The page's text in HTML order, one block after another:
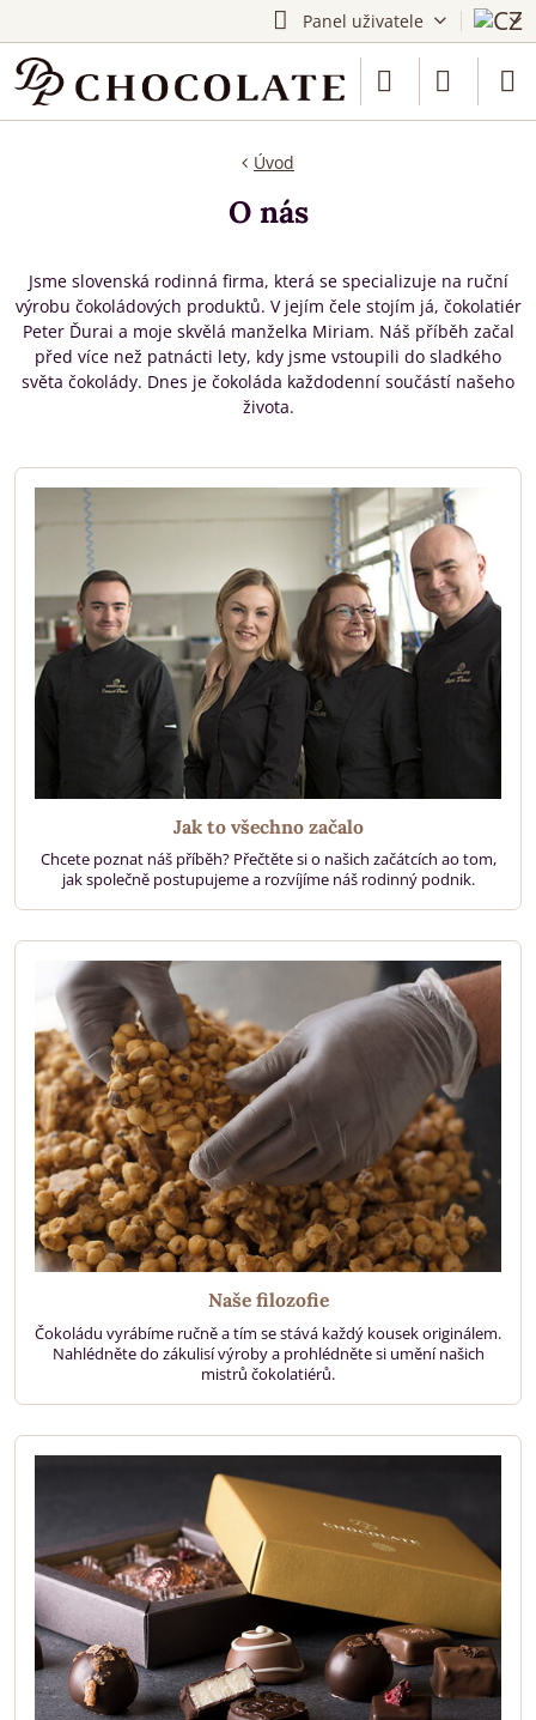
Panel uživatele
Úvod
O nás
Jsme slovenská rodinná firma, která se specializuje na ruční
výrobu čokoládových produktů. V jejím čele stojím já, čokolatiér
Peter Ďurai a moje skvělá manželka Miriam. Náš příběh začal
před více než patnácti lety, kdy jsme vstoupili do sladkého
světa čokolády. Dnes je čokoláda každodenní součástí našeho
života.
Jak to všechno začalo
Chcete poznat náš příběh? Přečtěte si o našich začátcích ao tom,
jak společně postupujeme a rozvíjíme náš rodinný podnik.
Naše filozofie
Čokoládu vyrábíme ručně a tím se stává každý kousek originálem.
Nahlédněte do zákulisí výroby a prohlédněte si umění našich
mistrů čokolatiérů.